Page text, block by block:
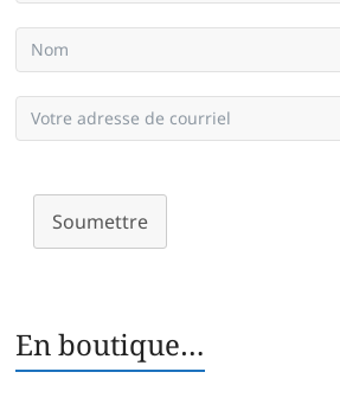
Soumettre
En boutique…